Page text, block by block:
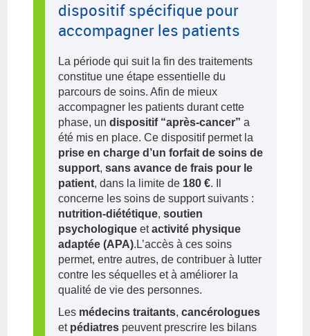
dispositif spécifique pour
accompagner les patients
La période qui suit la fin des traitements
constitue une étape essentielle du
parcours de soins. Afin de mieux
accompagner les patients durant cette
phase, un dispositif “après-cancer” a
été mis en place. Ce dispositif permet la
prise en charge d’un forfait de soins de
support, sans avance de frais pour le
patient, dans la limite de 180 €. Il
concerne les soins de support suivants :
nutrition-diététique, soutien
psychologique etactivité physique
adaptée (APA).L’accès à ces soins
permet, entre autres, de contribuer à lutter
contre les séquelles et à améliorer la
qualité de vie des personnes.
Les médecins traitants, cancérologues
et pédiatres peuvent prescrire les bilans